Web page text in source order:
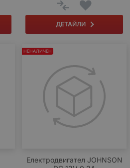
ДЕТАЙЛИ
Електродвигател JOHNSON
НЕНАЛИЧЕН